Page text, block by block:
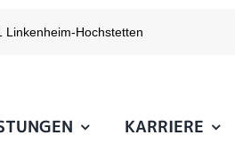
Hochstetten
KARRIERE